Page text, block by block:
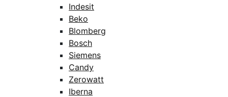
Indesit
Beko
Blomberg
Bosch
Siemens
Candy
Zerowatt
Iberna